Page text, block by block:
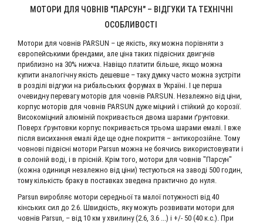
МОТОРИ ДЛЯ ЧОВНІВ "ПАРСУН" – ВІДГУКИ ТА ТЕХНІЧНІ
ОСОБЛИВОСТІ
Мотори для човнів PARSUN – це якість, яку можна порівняти з
європейськими брендами, але ціна таких підвісних двигунів
приблизно на 30% нижча. Навіщо платити більше, якщо можна
купити аналогічну якість дешевше – таку думку часто можна зустріти
в розділі відгуки на рибальських форумах в Україні. І це перша
очевидну перевагу моторів для човнів PARSUN. Незалежно від ціни,
корпус моторів для човнів PARSUN дуже міцний і стійкий до корозії.
Високоміцний алюміній покривається двома шарами ґрунтовки.
Поверх ґрунтовки корпус покривається трьома шарами емалі. І вже
після висихання емалі йде ще одне покриття – антикорозійне. Тому
човнові підвісні мотори Parsun можна не боячись використовувати і
в солоній воді, і в прісній. Крім того, мотори для човнів "Парсун"
(кожна одиниця незалежно від ціни) тестуються на заводі 500 годин,
тому кількість браку в поставках зведена практично до нуля.
Parsun виробляє мотори середньої та малої потужності від 40
кінських сил до 2.6. Швидкість, яку можуть розвивати мотори для
човнів Parsun, – від 10 км у хвилину (2.6, 3.6 ...) і +/- 50 (40 к.с.). При